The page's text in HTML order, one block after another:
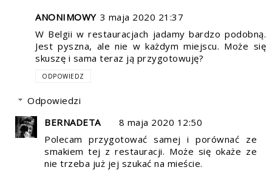
ANONIMOWY 3 maja 2020 21:37
W Belgii w restauracjach jadamy bardzo podobną.
Jest pyszna, ale nie w każdym miejscu. Może się
skuszę i sama teraz ją przygotowuję?
ODPOWIEDZ
Odpowiedzi
BERNADETA
8 maja 2020 12:50
Polecam przygotować samej i porównać ze
smakiem tej z restauracji. Może się okaże ze
nie trzeba już jej szukać na mieście.